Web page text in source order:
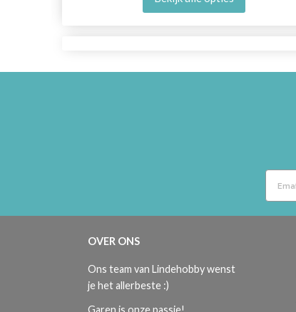
OVER ONS
Ons team van Lindehobby wenst
je het allerbeste :)